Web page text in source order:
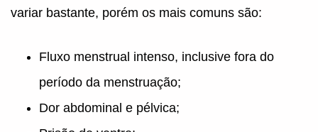
variar bastante, porém os mais comuns são:
Fluxo menstrual intenso, inclusive fora do
período da menstruação;
Dor abdominal e pélvica;